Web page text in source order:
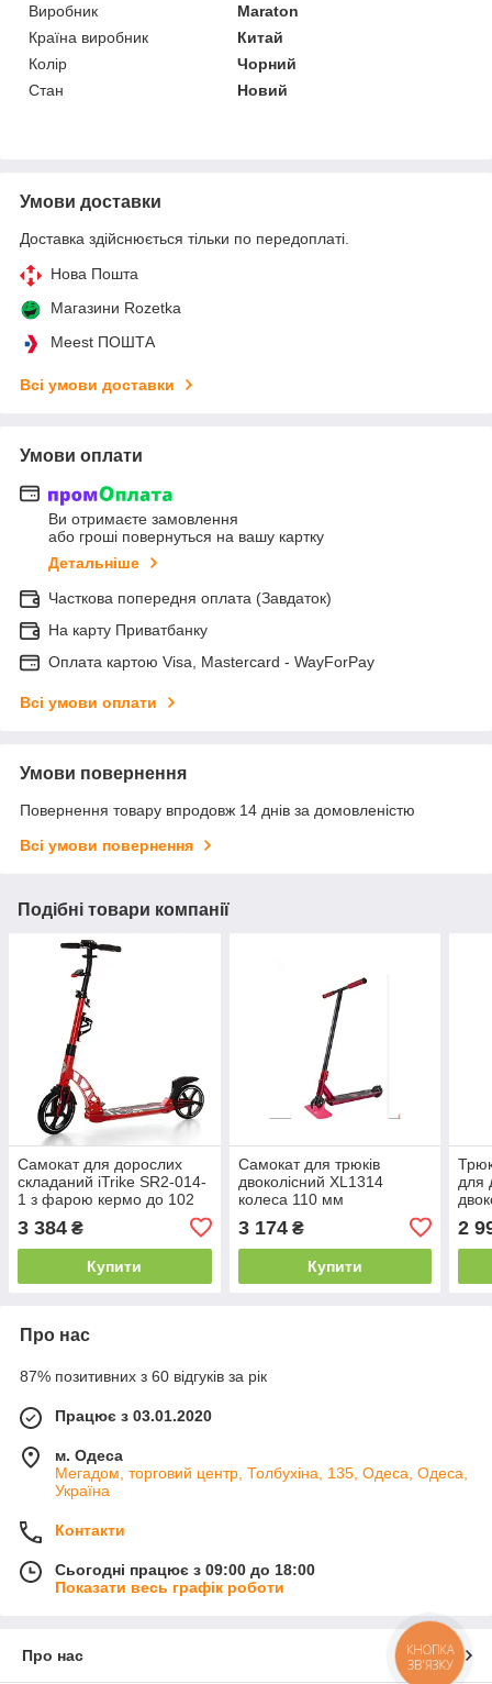
Виробник
Maraton
Країна виробник
Китай
Колір
Чорний
Стан
Новий
Умови доставки
Доставка здійснюється тільки по передоплаті.
Нова Пошта
Магазини Rozetka
Meest ПОШТА
Всі умови доставки
Умови оплати
Ви отримаєте замовлення
або гроші повернуться на вашу картку
Детальніше
Часткова попередня оплата (Завдаток)
На карту Приватбанку
Оплата картою Visa, Mastercard - WayForPay
Всі умови оплати
Умови повернення
Повернення товару впродовж 14 днів за домовленістю
Всі умови повернення
Подібні товари компанії
Самокат для дорослих
складаний iTrike SR2-014-
1 з фарою кермо до 102
3 384 ₴
Купити
Самокат для трюків
двоколісний XL1314
колеса 110 мм
3 174₴
Купити
для
2
Про нас
87% позитивних з 60 відгуків за рік
Працює з 03.01.2020
м. Одеса
Мегадом, торговий центр, Толбухіна, 135, Одеса, Одеса,
Україна
Контакти
Сьогодні працює з 09:00 до 18:00
Показати весь графік роботи
Про нас
КНОПКА
ЗВ'ЯЗКУ